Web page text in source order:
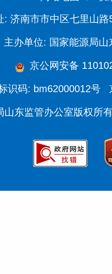
: 济南市市中区七里山路
主办单位: 国家能源局山
京公网安备
识码: bm62000012号
山东监管办公室版权所